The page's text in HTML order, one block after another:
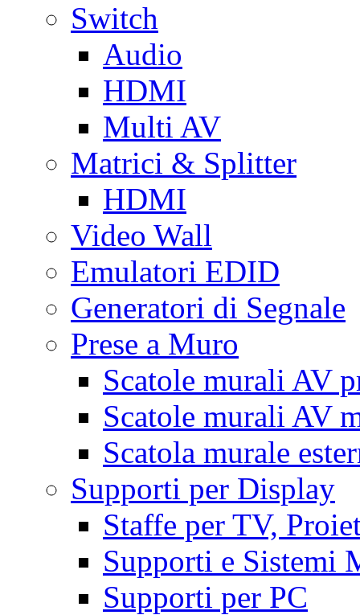
Switch
Audio
HDMI
Multi AV
Matrici & Splitter
HDMI
Video Wall
Emulatori EDID
Generatori di Segnale
Prese a Muro
Scatole murali AV
Scatole murali AV
Scatola murale
Supporti per Display
Staffe per TV,
Supporti e Sistemi
Supporti per PC